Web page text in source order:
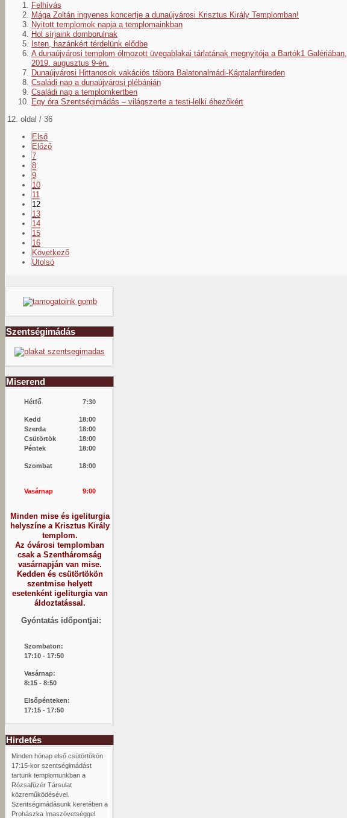
Felhívás
Mága Zoltán ingyenes koncertje a dunaújvárosi Krisztus Király Templomban!
Nyitott templomok napja a templomainkban
Hol sírjaink domborulnak
Isten, hazánkért térdelünk elődbe
A dunaújvárosi templom ólmozott üvegablakai tárlatának megnyitója a Bartók1 Galériában,
2019. augusztus 9-én.
Dunaújvárosi Hittanosok vakációs tábora Balatonalmádi-Káptalanfüreden
Családi nap a dunaújvárosi plébánián
Családi nap a templomkertben
Egy óra Szentségimádás – világszerte a testi-lelki éhezőkért
12. oldal / 36
Első
Előző
7
8
9
10
11
12
13
14
15
16
Következő
Utolsó
Szentségimádás
Miserend
Hétfő 7:30
Kedd
18:00
Szerda
18:00
Csütörtök
18:00
Péntek
18:00
Szombat 18:00
Vasárnap 9:00
Minden mise és igeliturgia
helyszíne a Krisztus Király
templom.
Az óvárosi templomban
csak a Szentháromság
vasárnapján van mise.
Kedden és csütörtökön
szentmise helyett
esetenként igeliturgia van
áldoztatással.
Gyóntatás időpontjai:
Szombaton:
17:10 - 17:50
Vasárnap:
8:15 - 8:50
Elsőpénteken:
17:15 - 17:50
Hirdetés
Minden hónap első csütörtökön
17:15-kor szentségimádást
tartunk templomunkban a
Rózsafüzér Társulat
közreműködésével.
Szentségimádásunk keretében a
Prohászka Imaszövetséggel